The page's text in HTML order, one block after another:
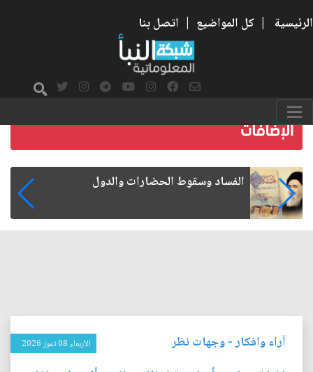
الرئيسية | كل المواضيع | اتصل بنا
رواتب الموظفين على صفيح ساخن
آراء وافكار-وجهات نظر الأربعاء 08 تموز 2026